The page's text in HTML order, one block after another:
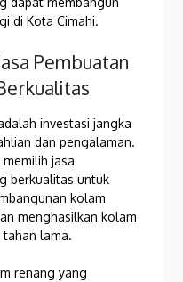
di Kota Cimahi.
Pembuatan
investasi jangka
dan pengalaman.
jasa
berkualitas untuk
kolam
menghasilkan kolam
tahan lama.
renang yang